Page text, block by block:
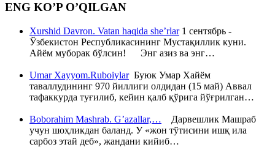
ENG KO’P O’QILGAN
Xurshid Davron. Vatan haqida she’rlar1 сентябрь -
Ўзбекистон Республикасининг Мустақиллик куни.
Айём муборак бўлсин! Энг азиз ва энг…
Umar Xayyom.RuboiylarБуюк Умар Хайём
таваллудининг 970 йиллиги олдидан (15 май) Аввал
тафаккурда туғилиб, кейин қалб қўрига йўғрилган…
Boborahim Mashrab. G’azallar,… Дарвешлик Машраб
учун шоҳликдан баланд. У «жон тўтисини ишқ ила
сарбоз этай деб», жандани кийиб…